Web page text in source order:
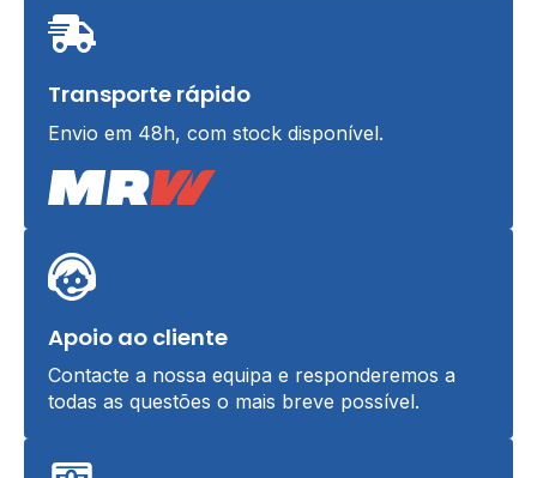
Transporte rápido
Envio em 48h, com stock disponível.
Apoio ao cliente
Contacte a nossa equipa e responderemos a
todas as questões o mais breve possível.